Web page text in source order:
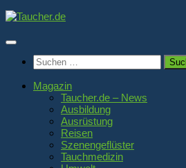
Zum
springen
Suchen
nach:
Magazin
Taucher.de – News
Ausbildung
Ausrüstung
Reisen
Szenengeflüster
Tauchmedizin